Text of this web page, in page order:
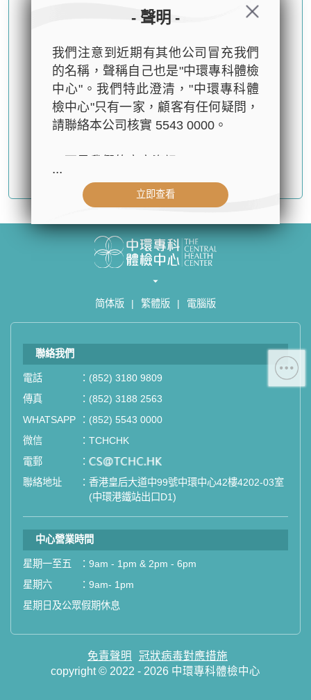
简体版 | 繁體版 | 電腦版
聯絡我們
電話 ： (852) 3180 9809
傳真
： (852) 3188 2563
WHATSAPP
： (852) 5543 0000
微信
： TCHCHK
電郵
： email
聯絡地址
： 香港皇后大道中99號中環中心42樓4202-03室
(中環港鐵站出口D1)
中心營業時間
星期一至五 ： 9am - 1pm & 2pm - 6pm
星期六
： 9am- 1pm
星期日及公眾假期休息
免責聲明
冠狀病毒對應措施
copyright © 2022 - 2026 中環專科體檢中心
- 聲明 -
我們注意到近期有其他公司冒充我們
的名稱，聲稱自己也是"中環專科體檢
中心"。我們特此澄清，"中環專科體
檢中心"只有一家，顧客有任何疑問，
請聯絡本公司核實 5543 0000。
- 公司名稱：中環專科體檢中心（The
Central Health Center）
心42樓4203室（中環港鐵站出口
- 服務熱線：(852) 3180 9809
- 電子郵箱：cs@tchc.hk
「中環專科體檢中心」致力為關注健
康人士提供尊尚而優質的體檢服務，
一站式進行全方位檢查。
如果您有任何疑問或需要進一步了
祝您健康愉快！
...
立即查看